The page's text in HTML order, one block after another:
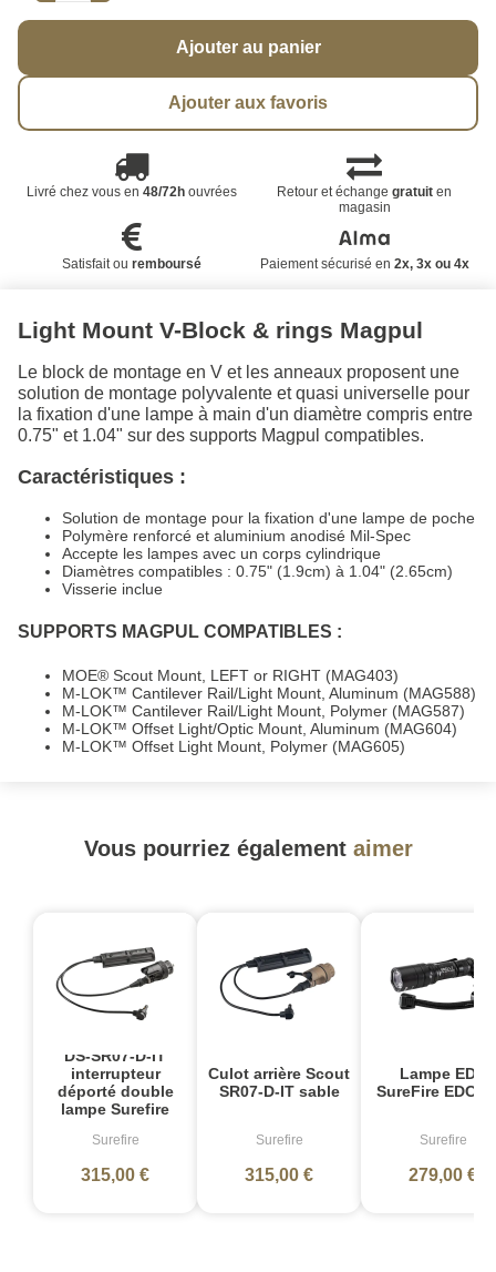
Ajouter au panier
Ajouter aux favoris
Livré chez vous en 48/72houvrées Retour et échangegratuit en
magasin
Satisfait ou remboursé Paiement sécurisé en 2x, 3x ou 4x
Light Mount V-Block & rings Magpul
Le block de montage en V et les anneaux proposent une
solution de montage polyvalente et quasi universelle pour
la fixation d'une lampe à main d'un diamètre compris entre
0.75" et 1.04" sur des supports Magpul compatibles.
Caractéristiques :
Solution de montage pour la fixation d'une lampe de poche
Polymère renforcé et aluminium anodisé Mil-Spec
Accepte les lampes avec un corps cylindrique
Diamètres compatibles : 0.75" (1.9cm) à 1.04" (2.65cm)
Visserie inclue
SUPPORTS MAGPUL COMPATIBLES :
MOE® Scout Mount, LEFT or RIGHT (MAG403)
M-LOK™ Cantilever Rail/Light Mount, Aluminum (MAG588)
M-LOK™ Cantilever Rail/Light Mount, Polymer (MAG587)
M-LOK™ Offset Light/Optic Mount, Aluminum (MAG604)
M-LOK™ Offset Light Mount, Polymer (MAG605)
Vous pourriez également aimer
DS-SR07-D-IT
interrupteur
déporté double
lampe Surefire
Surefire
315,00 €
Culot arrière Scout
SR07-D-IT sable
Surefire
315,00 €
Lampe EDC
SureFire
Surefire
279,00 €